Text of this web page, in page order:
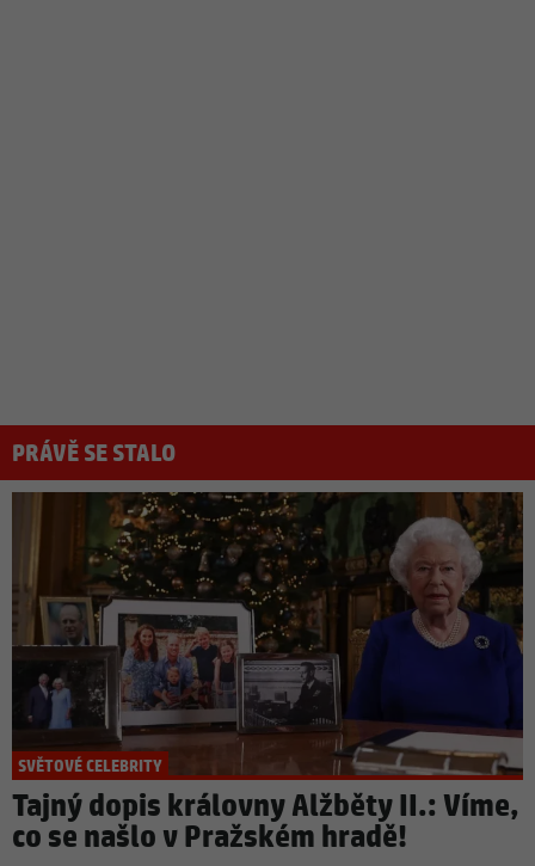
PRÁVĚ SE STALO
SVĚTOVÉ CELEBRITY
Tajný dopis královny Alžběty II.: Víme,
co se našlo v Pražském hradě!